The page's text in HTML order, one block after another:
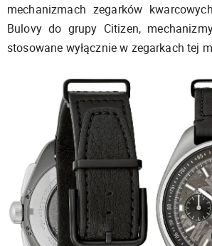
mechanizmach zegarków
Bulovy do grupy Citizen,
stosowane wyłącznie w zegarkach tej